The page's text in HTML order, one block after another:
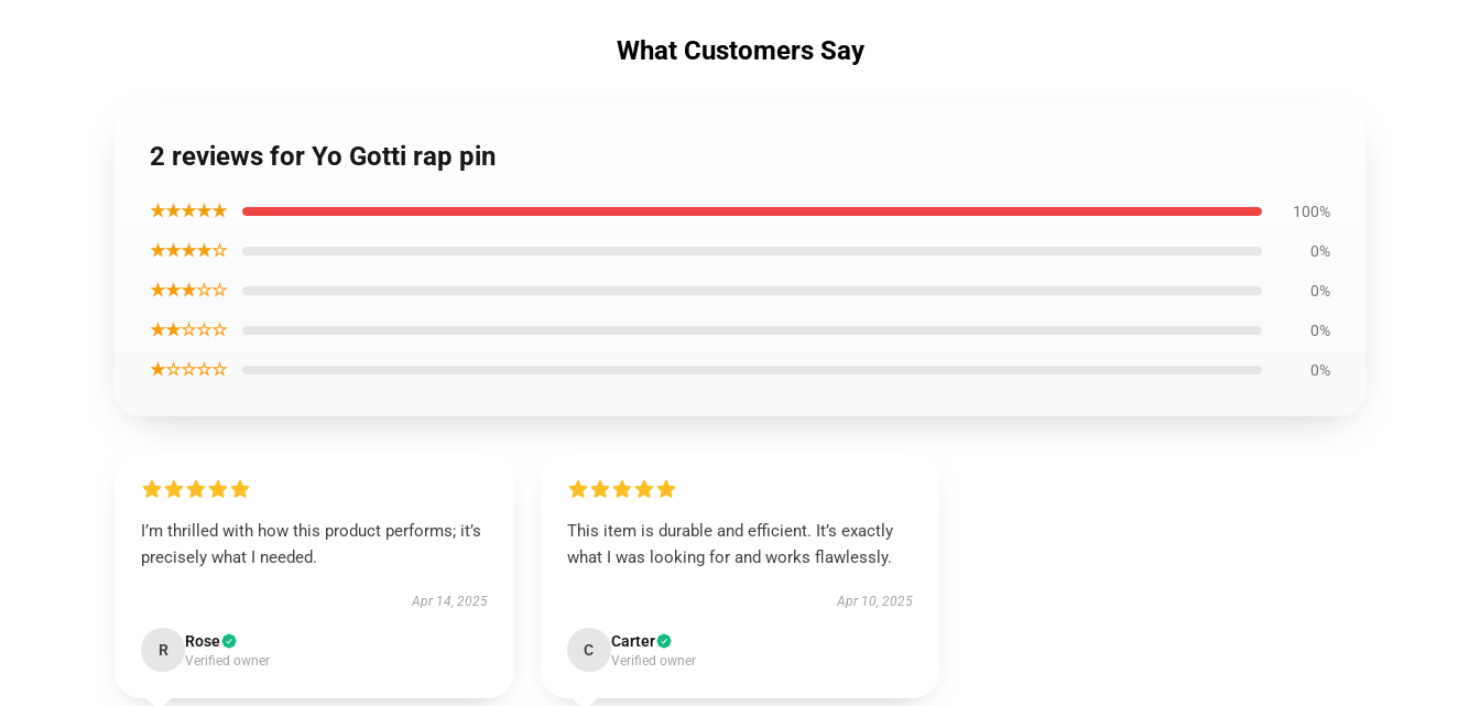
What Customers Say
2 reviews for Yo Gotti rap pin
★★★★★ 100%
★★★★☆ 0%
★★★☆☆ 0%
★★☆☆☆ 0%
★☆☆☆☆ 0%
I’m thrilled with how this product performs; it’s
precisely what I needed.
Apr 14, 2025
R Rose
Verified owner
This item is durable and efficient. It’s exactly
what I was looking for and works flawlessly.
Apr 10, 2025
C Carter
Verified owner